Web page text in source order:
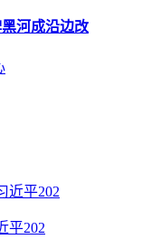
河成沿边改
平202